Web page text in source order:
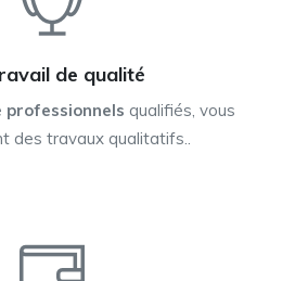
de qualité
professionnels qualifiés, vous
des travaux qualitatifs..